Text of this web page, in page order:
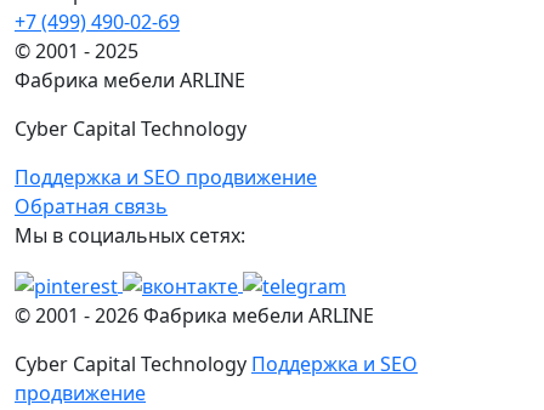
+7 (499) 490-02-69
© 2001 - 2025
Фабрика мебели ARLINE
Cyber Capital Technology
Поддержка и SEO продвижение
Обратная связь
Мы в социальных сетях:
© 2001 -2026Фабрика мебели ARLINE
Cyber Capital Technology Поддержка и SEO
продвижение